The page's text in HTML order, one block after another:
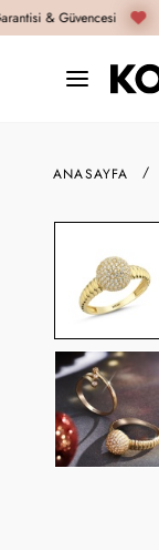
& Güvencesi
ANASAYFA